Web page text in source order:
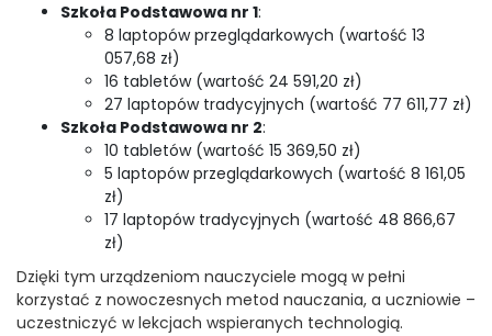
Szkoła Podstawowa nr 1:
8 laptopów przeglądarkowych (wartość 13
057,68 zł)
16 tabletów (wartość 24 591,20 zł)
27 laptopów tradycyjnych (wartość 77 611,77 zł)
Szkoła Podstawowa nr 2:
10 tabletów (wartość 15 369,50 zł)
5 laptopów przeglądarkowych (wartość 8 161,05
zł)
17 laptopów tradycyjnych (wartość 48 866,67
zł)
Dzięki tym urządzeniom nauczyciele mogą w pełni
korzystać z nowoczesnych metod nauczania, a uczniowie –
uczestniczyć w lekcjach wspieranych technologią.